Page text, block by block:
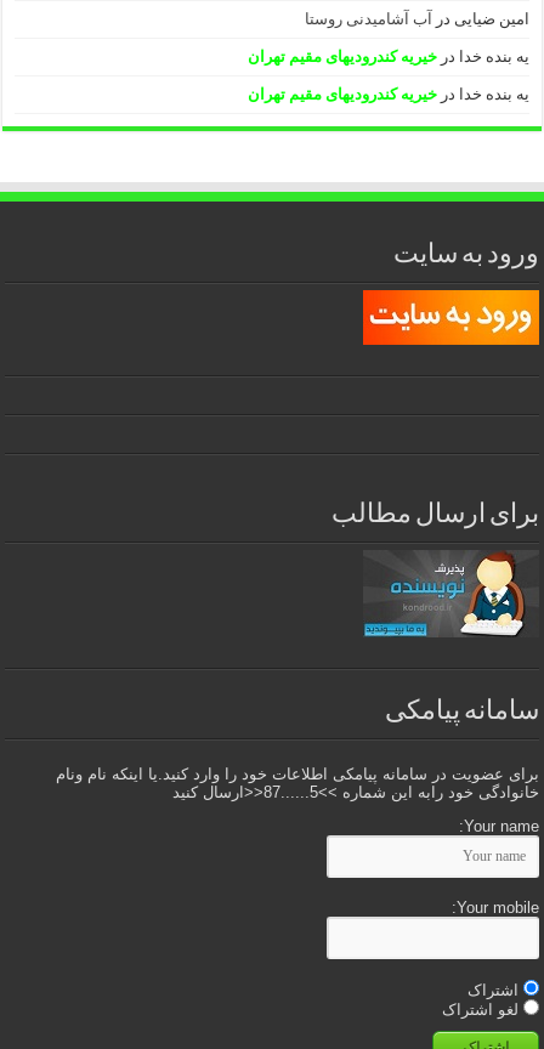
امین ضیایی در آب آشامیدنی روستا
یه بنده خدا درخیریه کندرودیهای مقیم تهران
یه بنده خدا درخیریه کندرودیهای مقیم تهران
ورود به سایت
برای ارسال مطالب
سامانه پیامکی
برای عضویت در سامانه پیامکی اطلاعات خود را وارد کنید.یا اینکه نام ونام
خانوادگی خود رابه این شماره >>5......87<<ارسال کنید
Your name:
Your mobile:
اشتراک
لغو اشتراک